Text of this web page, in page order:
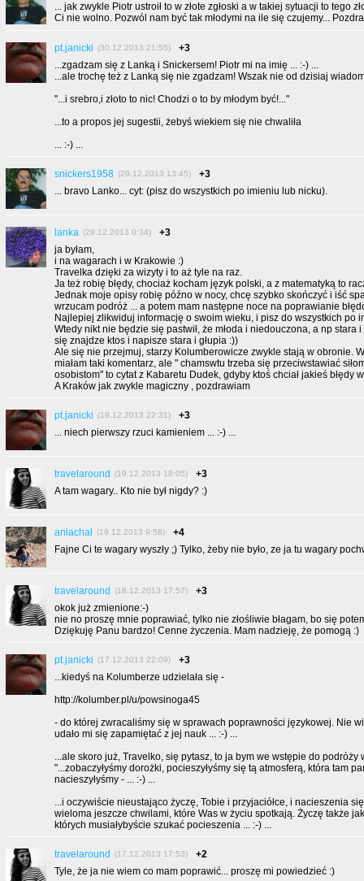
... jak zwykle Piotr ustroił to w złote zgłoski a w takiej sytuacji to tego
Ci nie wolno. Pozwól nam być tak młodymi na ile się czujemy...
pt.janicki (30.12.2013 21:55)
+3
...zgadzam się z Lanką i Snickersem! Piotr mi na imię ... :-) ...
...ale trochę też z Lanką się nie zgadzam! Wszak nie od dzisiaj
"...i srebro,i złoto to nic! Chodzi o to by młodym być!..."
...to a propos jej sugestii, żebyś wiekiem się nie chwaliła
... :-) ...
snickers1958 (29.12.2013 13:45)
+3
... bravo Lanko... cyt: (pisz do wszystkich po imieniu lub nicku).
lanka (29.12.2013 0:34)
+3
ja byłam,
i na wagarach i w Krakowie :)
Travelka dzięki za wizyty i to aż tyle na raz.
Ja też robię błędy, chociaż kocham język polski, a z matematyką to
Jednak moje opisy robię późno w nocy, chcę szybko skończyć i iść
wrzucam podróż ... a potem mam następne noce na poprawianie
Najlepiej zlikwiduj informację o swoim wieku, i pisz do wszystkich po
Wtedy nikt nie będzie się pastwił, że młoda i niedouczona, a np stara
się znajdze ktos i napisze stara i głupia :))
Ale się nie przejmuj, starzy Kolumberowicze zwykle stają w obronie.
miałam taki komentarz, ale " chamswtu trzeba się przeciwstawiać
osobistom" to cytat z Kabaretu Dudek, gdyby ktoś chciał jakieś błędy
A Kraków jak zwykle magiczny , pozdrawiam
pt.janicki (19.12.2013 22:31)
+3
... niech pierwszy rzuci kamieniem ... :-) ...
travelaround (19.12.2013 18:05)
+3
A tam wagary.. Kto nie był nigdy? :)
aniachal (19.12.2013 9:58)
+4
Fajne Ci te wagary wyszły ;) Tylko, żeby nie było, ze ja tu wagary
travelaround (18.12.2013 17:57)
+3
okok już zmienione:-)
nie no proszę mnie poprawiać, tylko nie złośliwie błagam, bo się
Dziękuję Panu bardzo! Cenne życzenia. Mam nadzieję, że pomogą :)
pt.janicki (17.12.2013 22:09)
+3
...kiedyś na Kolumberze udzielała się -
http://kolumber.pl/u/powsinoga45
- do której zwracaliśmy się w sprawach poprawności językowej. Nie
udało mi się zapamiętać z jej nauk ... :-) ...
...ale skoro już, Travelko, się pytasz, to ja bym we wstępie do podróży
"...zobaczyłyśmy dorożki, pocieszyłyśmy się tą atmosferą, która tam
nacieszyłyśmy - ... :-) ...
...i oczywiście nieustająco życzę, Tobie i przyjaciółce, i nacieszenia
wieloma jeszcze chwilami, które Was w życiu spotkają. Życzę także
których musiałybyście szukać pocieszenia ... :-) ...
travelaround (17.12.2013 17:53)
+2
Tyle, że ja nie wiem co mam poprawić... proszę mi powiedzieć :)